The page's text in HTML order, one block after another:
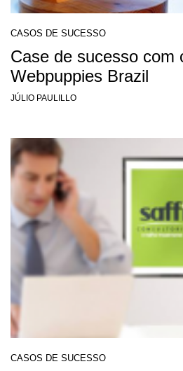
CASOS DE SUCESSO
Case de sucesso com
Webpuppies Brazil
JÚLIO PAULILLO
CASOS DE SUCESSO